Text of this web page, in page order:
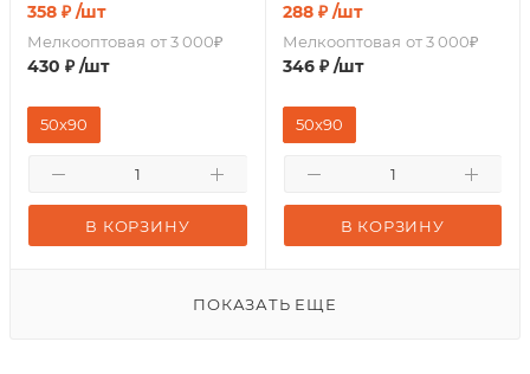
358 ₽ /шт
Мелкооптовая от 3 000₽
430 ₽ /шт
В КОРЗИНУ
50x90
288₽ /шт
Мелкооптовая от 3 000₽
346₽ /шт
В КОРЗИНУ
50x90
ПОКАЗАТЬ ЕЩЕ